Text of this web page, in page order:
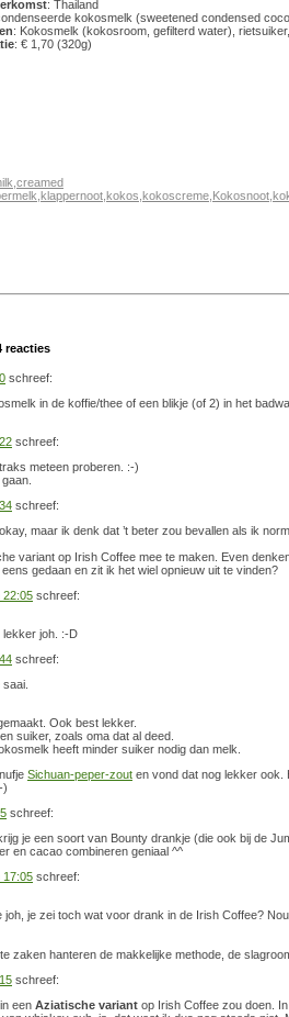
: Thailand
kokosmelk (sweetened condensed
: Kokosmelk (kokosroom, gefilterd water),
: € 1,70 (320g)
,creamed
,klappernoot,kokos,kokoscreme, Kokosnoot,
reacties
schreef:
in de koffie/thee of een blikje (of 2) in het
schreef:
meteen proberen. :-)
schreef:
maar ik denk dat ’t beter zou bevallen als ik
variant op Irish Coffee mee te maken. Even
gedaan en zit ik het wiel opnieuw uit te vinden?
22:05 schreef:
lekker joh. :-D
schreef:
Ook best lekker.
suiker, zoals oma dat al deed.
heeft minder suiker nodig dan melk.
Sichuan-peper-zout en vond dat nog lekker ook.
)
schreef:
je een soort van Bounty drankje (die ook bij de
en cacao combineren geniaal ^^
17:05 schreef:
je zei toch wat voor drank in de Irish Coffee?
zaken hanteren de makkelijke methode, de
schreef:
een Aziatische variant op Irish Coffee zou doen.